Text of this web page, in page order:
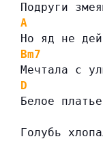
Подруги
A
Но яд не
Bm7
Мечтала с
D
Белое
Голубь